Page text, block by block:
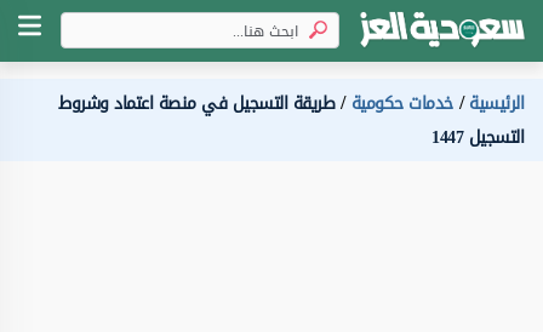
الرئيسية خدمات حكومية طريقة التسجيل في منصة اعتماد وشروط
التسجيل 1447